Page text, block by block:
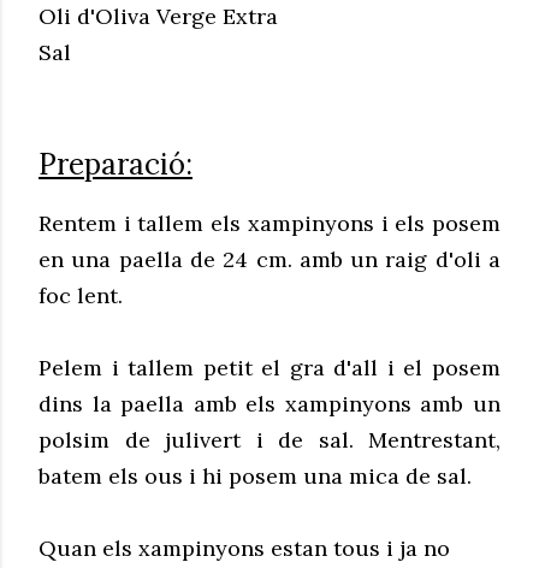
Oli d'Oliva Verge Extra
Sal
Preparació:
Rentem i tallem els xampinyons i els posem
en una paella de 24 cm. amb un raig d'oli a
foc lent.
Pelem i tallem petit el gra d'all i el posem
dins la paella amb els xampinyons amb un
polsim de julivert i de sal. Mentrestant,
batem els ous i hi posem una mica de sal.
Quan els xampinyons estan tous i ja no